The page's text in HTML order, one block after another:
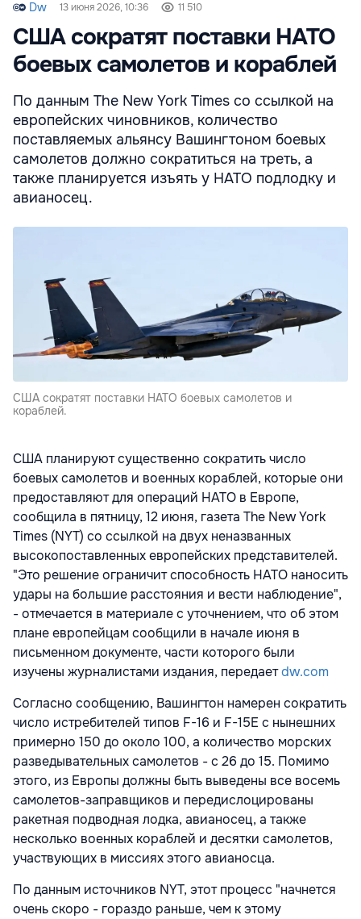
Dw 13 июня 2026, 10:36 11 510
США сократят поставки НАТО
боевых самолетов и кораблей
По данным The New York Times со ссылкой на
европейских чиновников, количество
поставляемых альянсу Вашингтоном боевых
самолетов должно сократиться на треть, а
также планируется изъять у НАТО подлодку и
авианосец.
США сократят поставки НАТО боевых самолетов и
кораблей.
США планируют существенно сократить число
боевых самолетов и военных кораблей, которые они
предоставляют для операций НАТО в Европе,
сообщила в пятницу, 12 июня, газета The New York
Times (NYT) со ссылкой на двух неназванных
высокопоставленных европейских представителей.
"Это решение ограничит способность НАТО наносить
удары на большие расстояния и вести наблюдение",
- отмечается в материале с уточнением, что об этом
плане европейцам сообщили в начале июня в
письменном документе, части которого были
изучены журналистами издания, передаетdw.com
Согласно сообщению, Вашингтон намерен сократить
число истребителей типов F-16 и F-15E с нынешних
примерно 150 до около 100, а количество морских
разведывательных самолетов - с 26 до 15. Помимо
этого, из Европы должны быть выведены все восемь
самолетов-заправщиков и передислоцированы
ракетная подводная лодка, авианосец, а также
несколько военных кораблей и десятки самолетов,
участвующих в миссиях этого авианосца.
По данным источников NYT, этот процесс "начнется
очень скоро - гораздо раньше, чем к этому